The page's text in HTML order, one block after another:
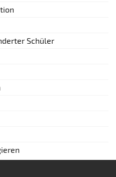
Schüler